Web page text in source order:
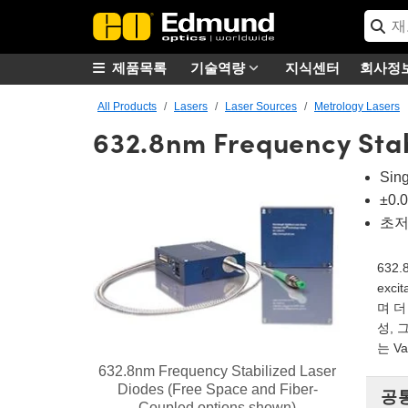
기술역량 지식센터 회사정
제품목록
All Products Lasers Laser Sources Metrology Lasers
632.8nm Frequency
632.8nm Frequency Stabilized Laser
Diodes (Free Space and Fiber-
초
며
성,
는
공